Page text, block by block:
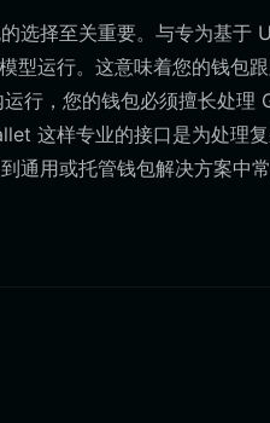
选择至关重要。与专为基于
型运行。这意味着您的钱包
行，您的钱包必须擅长处
这样专业的接口是为处理
通用或托管钱包解决方案中常